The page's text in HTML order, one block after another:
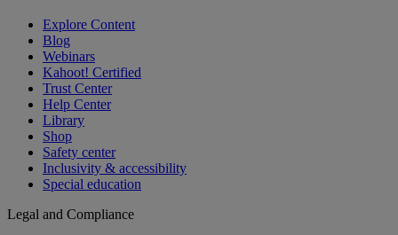
Explore Content
Blog
Webinars
Kahoot! Certified
Trust Center
Help Center
Library
Shop
Safety center
Inclusivity & accessibility
Special education
Legal and Compliance